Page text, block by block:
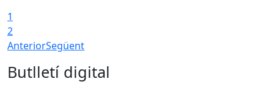
1
2
AnteriorSegüent
Butlletí digital